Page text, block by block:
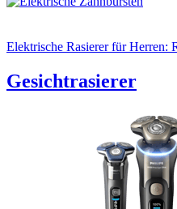
Elektrische Rasierer für Herren:
Gesichtrasierer